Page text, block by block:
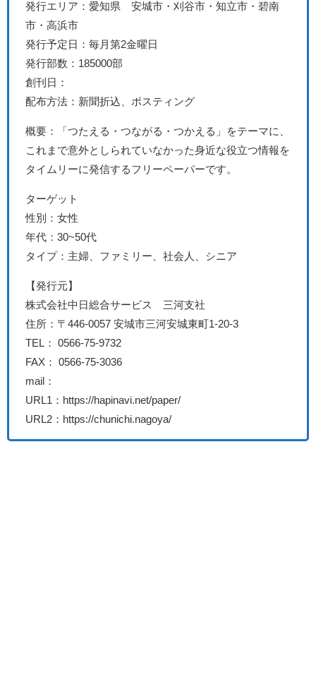
発行エリア：愛知県 安城市・刈谷市・知立市・碧南
市・高浜市
発行予定日：毎月第2金曜日
発行部数：185000部
創刊日：
配布方法：新聞折込、ポスティング
概要：「つたえる・つながる・つかえる」をテーマに、
これまで意外としられていなかった身近な役立つ情報を
タイムリーに発信するフリーペーパーです。
ターゲット
性別：女性
年代：30~50代
タイプ：主婦、ファミリー、社会人、シニア
【発行元】
株式会社中日総合サービス 三河支社
住所：〒446-0057 安城市三河安城東町1-20-3
TEL： 0566-75-9732
FAX： 0566-75-3036
mail：
URL1：https://hapinavi.net/paper/
URL2：https://chunichi.nagoya/